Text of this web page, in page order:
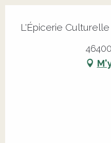
L'Épicerie Culturelle